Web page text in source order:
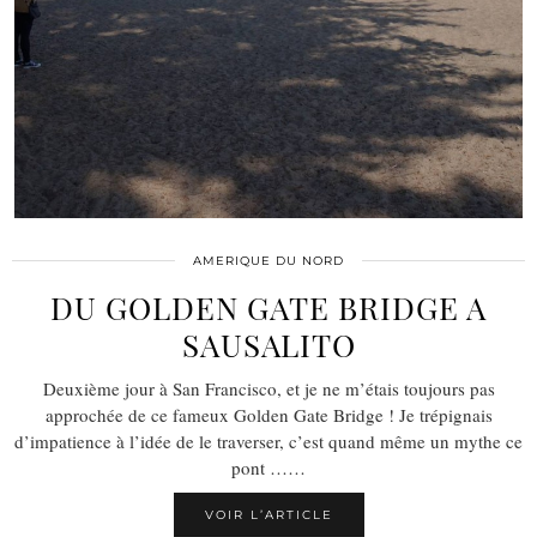
AMERIQUE DU NORD
DU GOLDEN GATE BRIDGE A
SAUSALITO
Deuxième jour à San Francisco, et je ne m’étais toujours pas
approchée de ce fameux Golden Gate Bridge ! Je trépignais
d’impatience à l’idée de le traverser, c’est quand même un mythe ce
pont ……
VOIR L’ARTICLE